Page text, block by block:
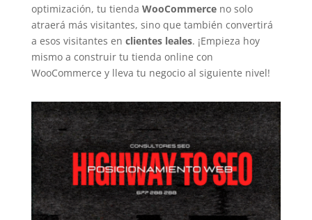
optimización, tu tienda WooCommerceno solo
atraerá más visitantes, sino que también convertirá
a esos visitantes en clientes leales. ¡Empieza hoy
mismo a construir tu tienda online con
WooCommerce y lleva tu negocio al siguiente nivel!